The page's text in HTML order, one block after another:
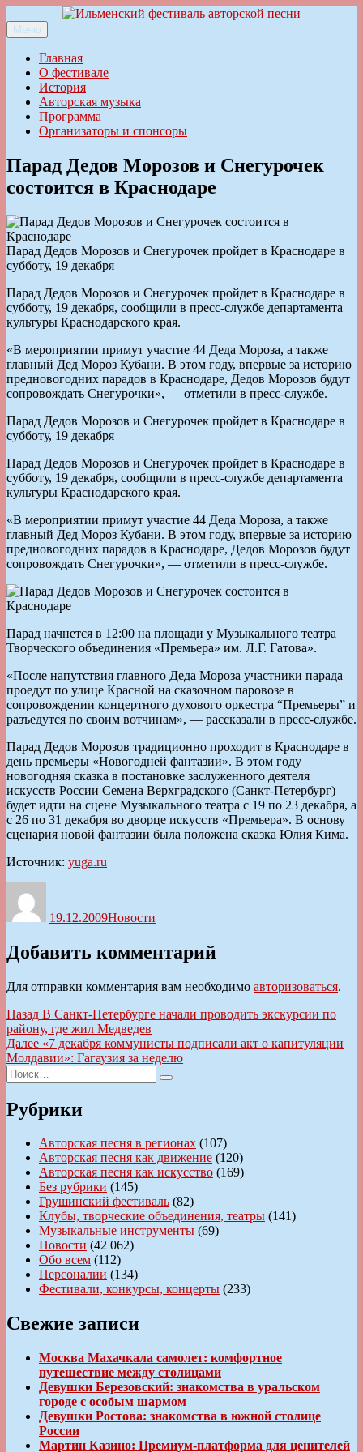
к
содержимому
Ильменский фестиваль авторской песни
Меню
Главная
О фестивале
История
Авторская музыка
Программа
Организаторы и спонсоры
Парад Дедов Морозов и Снегурочек
состоится в Краснодаре
Парад Дедов Морозов и Снегурочек пройдет в Краснодаре в
субботу, 19 декабря
Парад Дедов Морозов и Снегурочек пройдет в Краснодаре в
субботу, 19 декабря, сообщили в пресс-службе департамента
культуры Краснодарского края.
«В мероприятии примут участие 44 Деда Мороза, а также
главный Дед Мороз Кубани. В этом году, впервые за историю
предновогодних парадов в Краснодаре, Дедов Морозов будут
сопровождать Снегурочки», — отметили в пресс-службе.
Парад Дедов Морозов и Снегурочек пройдет в Краснодаре в
субботу, 19 декабря
Парад Дедов Морозов и Снегурочек пройдет в Краснодаре в
субботу, 19 декабря, сообщили в пресс-службе департамента
культуры Краснодарского края.
«В мероприятии примут участие 44 Деда Мороза, а также
главный Дед Мороз Кубани. В этом году, впервые за историю
предновогодних парадов в Краснодаре, Дедов Морозов будут
сопровождать Снегурочки», — отметили в пресс-службе.
Парад начнется в 12:00 на площади у Музыкального театра
Творческого объединения «Премьера» им. Л.Г. Гатова».
«После напутствия главного Деда Мороза участники парада
проедут по улице Красной на сказочном паровозе в
сопровождении концертного духового оркестра “Премьеры” и
разъедутся по своим вотчинам», — рассказали в пресс-службе.
Парад Дедов Морозов традиционно проходит в Краснодаре в
день премьеры «Новогодней фантазии». В этом году
новогодняя сказка в постановке заслуженного деятеля
искусств России Семена Верхградского (Санкт-Петербург)
будет идти на сцене Музыкального театра с 19 по 23 декабря, а
с 26 по 31 декабря во дворце искусств «Премьера». В основу
сценария новой фантазии была положена сказка Юлия Кима.
Источник: yuga.ru
19.12.2009Новости
Добавить комментарий
Для отправки комментария вам необходимо авторизоваться.
Навигация
по
записям
Назад Предыдущая
запись:
В Санкт-Петербурге начали проводить экскурсии по
району, где жил Медведев
Далее Следующая
запись:
«7 декабря коммунисты подписали акт о капитуляции
Молдавии»: Гагаузия за неделю
Искать:
Поиск
Рубрики
Авторская песня в регионах (107)
Авторская песня как движение (120)
Авторская песня как искусство (169)
Без рубрики (145)
Грушинский фестиваль (82)
Клубы, творческие объединения, театры (141)
Музыкальные инструменты (69)
Новости (42 062)
Обо всем (112)
Персоналии (134)
Фестивали, конкурсы, концерты (233)
Свежие записи
Москва Махачкала самолет: комфортное
путешествие между столицами
Девушки Березовский: знакомства в уральском
городе с особым шармом
Девушки Ростова: знакомства в южной столице
России
Мартин Казино: Премиум-платформа для ценителей